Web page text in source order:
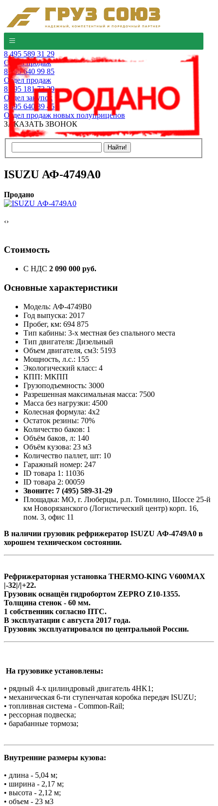
8 495 589 31 29
Отдел продаж
8 495 640 99 85
Отдел продаж
8 495 181 73 29
Отдел закупок
8 495 640 39 45
Отдел продаж новых полуприцепов
ЗАКАЗАТЬ ЗВОНОК
ISUZU АФ-4749А0
Продано
‹›
Стоимость
С НДС 2 090 000 руб.
Основные характеристики
Модель: АФ-4749B0
Год выпуска: 2017
Пробег, км: 694 875
Тип кабины: 3-х местная без спального места
Тип двигателя: Дизельный
Объем двигателя, см3: 5193
Мощность, л.с.: 155
Экологический класс: 4
КПП: МКПП
Грузоподъемность: 3000
Разрешенная максимальная масса: 7500
Масса без нагрузки: 4500
Колесная формула: 4x2
Остаток резины: 70%
Количество баков: 1
Объём баков, л: 140
Объём кузова: 23 м3
Количество паллет, шт: 10
Гаражный номер: 247
ID товара 1: 11036
ID товара 2: 00059
Звоните: 7 (495) 589-31-29
Площадка: МО, г. Люберцы, р.п. Томилино, Шоссе 25-й
км Новорязанского (Логистический центр) корп. 16,
пом. 3, офис 11
В наличии грузовик рефрижератор ISUZU АФ-4749А0 в
хорошем техническом состоянии.
Рефрижераторная установка THERMO-KING V600MAX
|-32|/|+22.
Грузовик оснащён гидробортом ZEPRO Z10-1355.
Толщина стенок - 60 мм.
1 собственник согласно ПТС.
В эксплуатации с августа 2017 года.
Грузовик эксплуатировался по центральной России.
На грузовике установлены:
• рядный 4-х цилиндровый двигатель 4HK1;
• механическая 6-ти ступенчатая коробка передач ISUZU;
• топливная система - Common-Rail;
• рессорная подвеска;
• барабанные тормоза;
Внутренние размеры кузова:
• длина - 5,04 м;
• ширина - 2,17 м;
• высота - 2,12 м;
• объем - 23 м3